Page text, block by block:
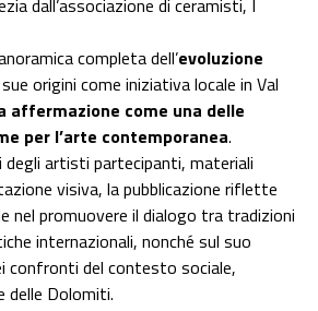
completa dell’evoluzione
origini come iniziativa locale in Val
affermazione come una delle
per l’arte contemporanea.
artisti partecipanti, materiali
visiva, la pubblicazione riflette
nel promuovere il dialogo tra tradizioni
internazionali, nonché sul suo
confronti del contesto sociale,
delle Dolomiti.